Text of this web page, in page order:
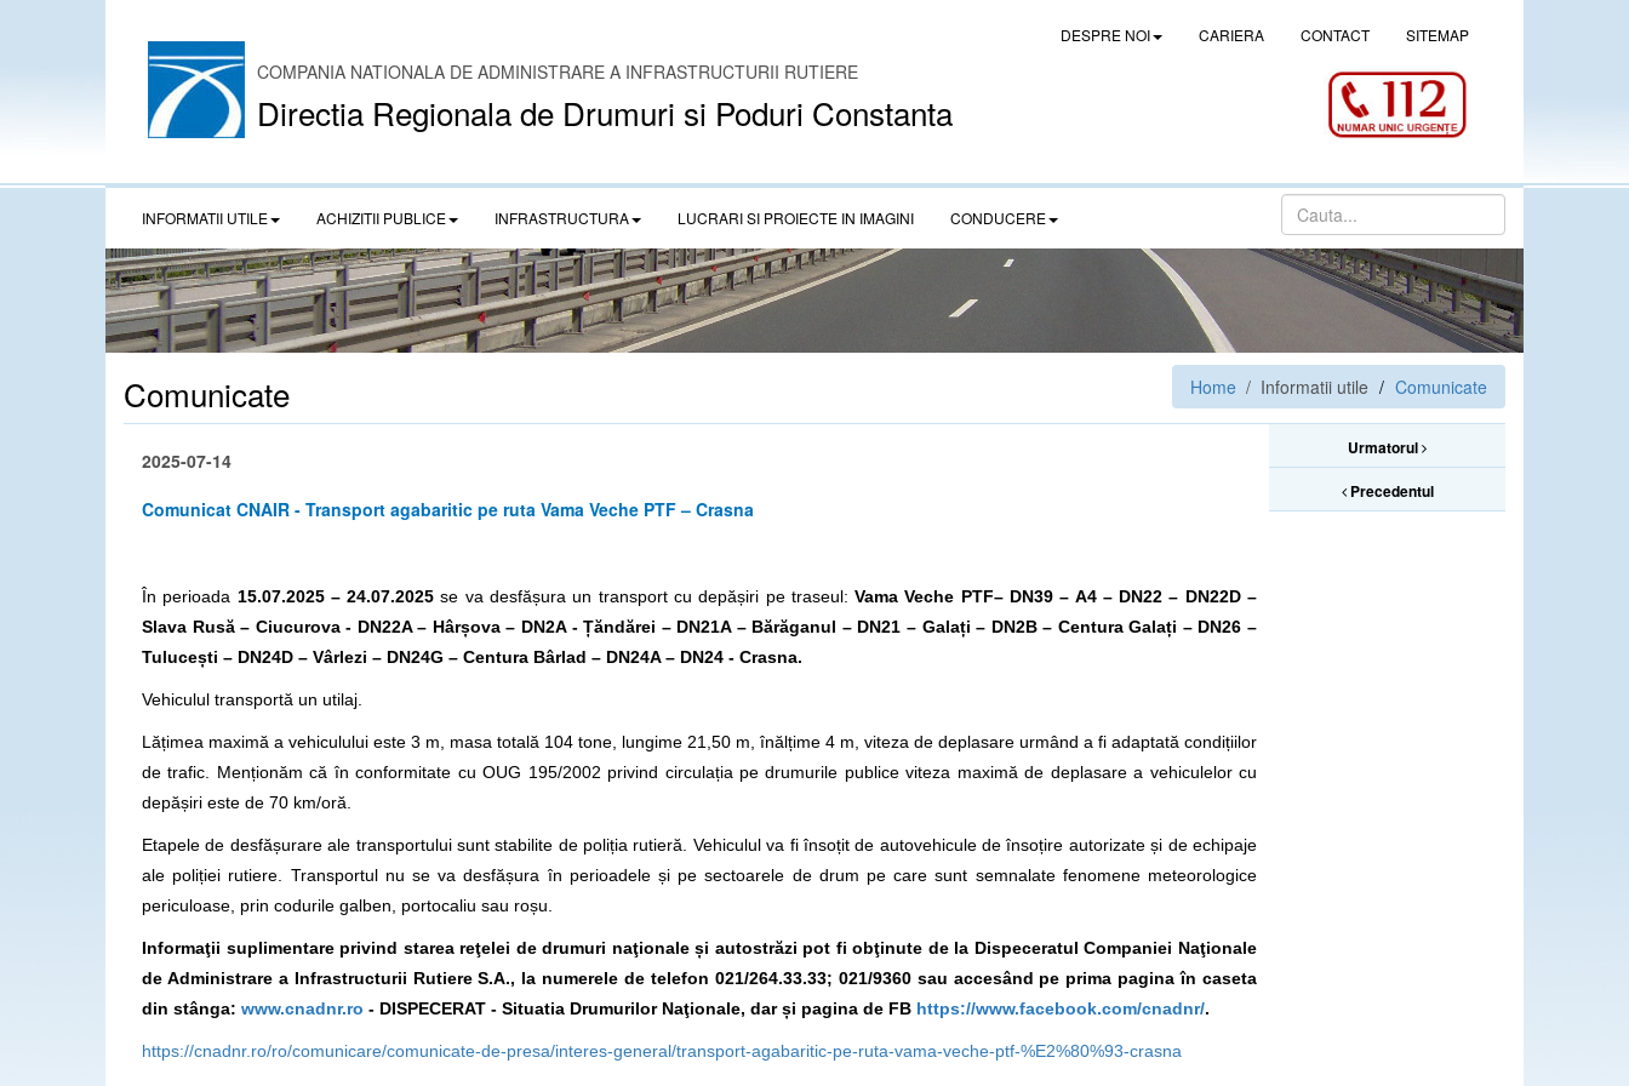
DESPRE NOI CARIERA CONTACT SITEMAP
COMPANIA NATIONALA DE ADMINISTRARE A INFRASTRUCTURII RUTIERE
Directia Regionala de Drumuri si Poduri Constanta
INFORMATII UTILE ACHIZITII PUBLICE INFRASTRUCTURA LUCRARI SI PROIECTE IN IMAGINI CONDUCERE
Comunicate Home / Informatii utile Comunicate
Urmatorul
Precedentul
2025-07-14
Comunicat CNAIR - Transport agabaritic pe ruta Vama Veche PTF – Crasna
În perioada 15.07.2025 – 24.07.2025 se va desfășura un transport cu depășiri pe traseul:Vama Veche PTF– DN39 – A4 – DN22 – DN22D –
Slava Rusă – Ciucurova - DN22A – Hârșova – DN2A - Țăndărei – DN21A – Bărăganul – DN21 – Galați – DN2B – Centura Galați – DN26 –
Tulucești – DN24D – Vârlezi – DN24G – Centura Bârlad – DN24A – DN24 - Crasna.
Vehiculul transportă un utilaj.
Lățimea maximă a vehiculului este 3 m, masa totală 104 tone, lungime 21,50 m, înălțime 4 m, viteza de deplasare urmând a fi adaptată condițiilor
de trafic. Menționăm că în conformitate cu OUG 195/2002 privind circulația pe drumurile publice viteza maximă de deplasare a vehiculelor cu
depășiri este de 70 km/oră.
Etapele de desfășurare ale transportului sunt stabilite de poliția rutieră. Vehiculul va fi însoțit de autovehicule de însoțire autorizate și de echipaje
ale poliției rutiere. Transportul nu se va desfășura în perioadele și pe sectoarele de drum pe care sunt semnalate fenomene meteorologice
periculoase, prin codurile galben, portocaliu sau roșu.
Informaţii suplimentare privind starea reţelei de drumuri naţionale și autostrăzi pot fi obţinute de la Dispeceratul Companiei Naţionale
de Administrare a Infrastructurii Rutiere S.A., la numerele de telefon 021/264.33.33; 021/9360 sau accesând pe prima pagina în caseta
din stânga: www.cnadnr.ro - DISPECERAT - Situatia Drumurilor Naţionale, dar și pagina de FB https://www.facebook.com/cnadnr/.
https://cnadnr.ro/ro/comunicare/comunicate-de-presa/interes-general/transport-agabaritic-pe-ruta-vama-veche-ptf-%E2%80%93-crasna